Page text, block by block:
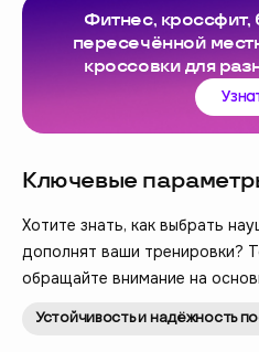
Фитнес, кроссфит,
пересечённой
кроссовки для
Ключевые
Хотите знать, как выбрать
дополнят ваши тренировки?
обращайте внимание на
Устойчивость и надёжность